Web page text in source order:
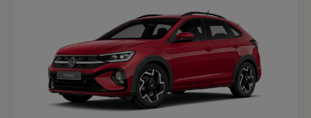
Lifestyle
Transport
Familie
Elektromobilität
Volkswagen R
Pannen- und Unfallhilfe
Volkswagen Kundenbetreuung